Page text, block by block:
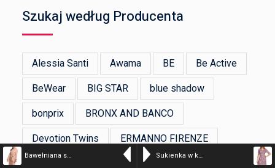
Bawełniana sukienka dzianinowa z paskiem asymetryczny dekolt beżowa Sukienka w kwiaty z falbankami i dekoltem V różowa wiskoza
Szukaj według Producenta
Alessia Santi Awama BE Be Active
BeWear BIG STAR blue shadow
bonprix BRONX AND BANCO
Devotion Twins ERMANNO FIRENZE
GANNI